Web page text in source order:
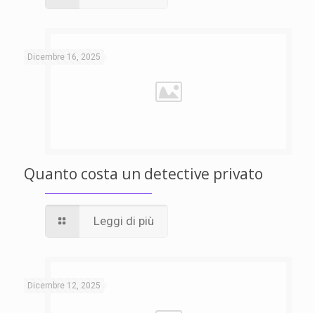
Dicembre 16, 2025
Quanto costa un detective privato
Leggi di più
Dicembre 12, 2025